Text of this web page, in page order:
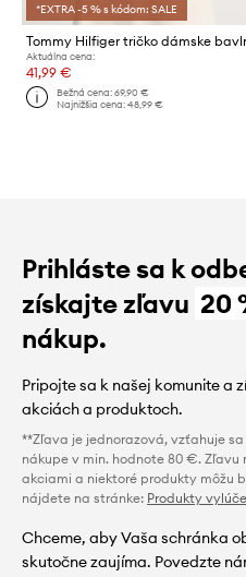
*EXTRA -5 % s kódom: SALE
Aktuálna cena:
41,99 €
Bežná cena:69,90 €
Najnižšia cena:48,99 €
Prihláste sa k
získajte zľavu 20
nákup.
Pripojte sa k našej komunite a
akciách a produktoch.
**Zľava je jednorazová, vzťahuje
nákupe v min. hodnote 80 €. Zľavu
akciami a niektoré produkty môžu
nájdete na stránke: Produkty
Chceme, aby Vaša schránka
skutočne zaujíma. Povedzte